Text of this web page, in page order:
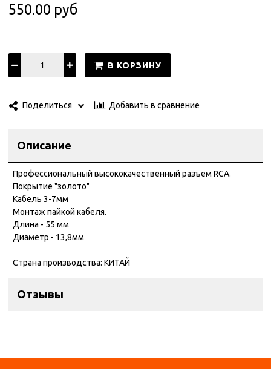
550.00 руб
В КОРЗИНУ
Поделиться Добавить в сравнение
Описание
Профессиональный высококачественный разъем RCA.
Покрытие "золото"
Кабель 3-7мм
Монтаж пайкой кабеля.
Длина - 55 мм
Диаметр - 13,8мм
Страна производства: КИТАЙ
Отзывы